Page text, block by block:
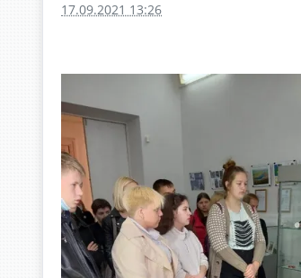
17.09.2021 13:26